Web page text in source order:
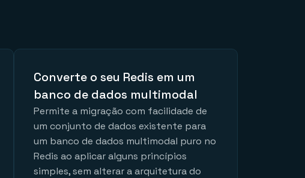
Converte o seu Redis em um
banco de dados multimodal
Permite a migração com facilidade de
um conjunto de dados existente para
um banco de dados multimodal puro no
Redis ao aplicar alguns princípios
simples, sem alterar a arquitetura do